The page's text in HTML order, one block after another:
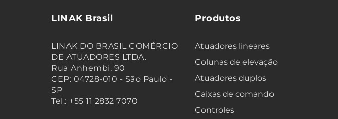
LINAK Brasil
LINAK DO BRASIL COMÉRCIO
DE ATUADORES LTDA.
Rua Anhembi, 90
CEP: 04728-010 - São Paulo -
SP
Tel.: +55 11 2832 7070
Produtos
Atuadores lineares
Colunas de elevação
Atuadores duplos
Caixas de comando
Controles